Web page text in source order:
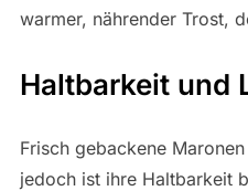
warmer, nährender Trost,
Haltbarkeit und
Frisch gebackene
jedoch ist ihre Haltbarkeit